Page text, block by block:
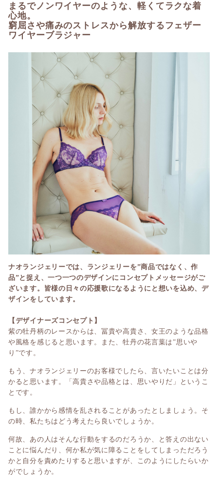
まるでノンワイヤーのような、軽くてラクな着
心地。
窮屈さや痛みのストレスから解放するフェザー
ワイヤーブラジャー
ナオランジェリーでは、ランジェリーを”商品ではなく、作
品”と捉え、一つ一つのデザインにコンセプトメッセージがご
ざいます。皆様の日々の応援歌になるようにと想いを込め、デ
ザインをしています。
【デザイナーズコンセプト】
紫の牡丹柄のレースからは、冨貴や高貴さ、女王のような品格
や風格を感じると思います。また、牡丹の花言葉は”思いや
り”です。
もう、ナオランジェリーのお客様でしたら、言いたいことは分
かると思います。「高貴さや品格とは、思いやりだ」というこ
とです。
もし、誰かから感情を乱されることがあったとしましょう。そ
の時、私たちはどう考えたら良いでしょうか。
何故、あの人はそんな行動をするのだろうか、と答えの出ない
ことに悩んだり、何か私が気に障ることをしてしまっただろう
かと自分を責めたりすると思いますが、このようにしたらいか
がでしょうか。